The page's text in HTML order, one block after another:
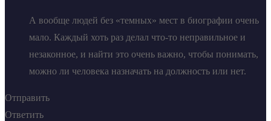
А вообще людей без «темных» мест в биографии очень
мало. Каждый хоть раз делал что-то неправильное и
незаконное, и найти это очень важно, чтобы понимать,
можно ли человека назначать на должность или нет.
Отправить
Ответить